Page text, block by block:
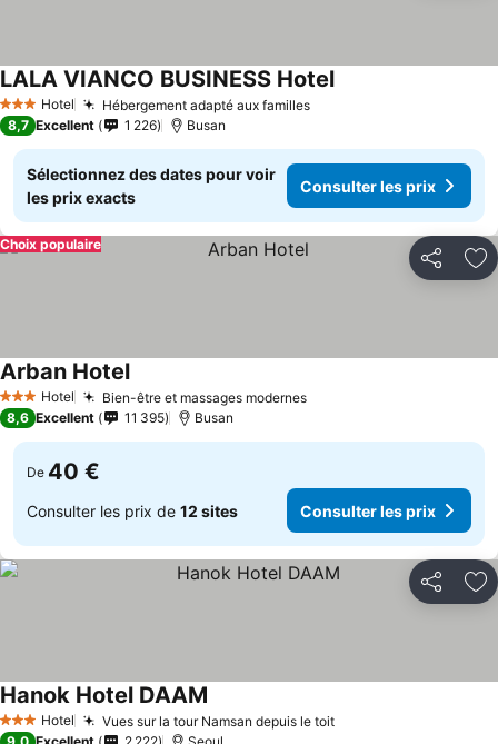
3 ÉtoilesHotel Hébergement adapté aux famillesConsulter les prix
LALA VIANCO BUSINESS HotelConsulter les prix
8,7 Excellent 1 226 Busan
Sélectionnez des dates pour voir
les prix exacts
Consulter les prix
Partager
Choix populaire
3 ÉtoilesHotel Bien-être et massages modernesConsulter les prix
Arban HotelConsulter les prix
8,6 Excellent 11 395 Busan
De 40 €
Consulter les prix de 12 sites Consulter les prix
Partager
3 ÉtoilesHotel Vues sur la tour Namsan depuis le toitConsulter les prix
Hanok Hotel DAAM